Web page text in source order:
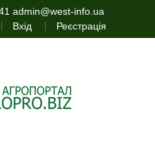
admin@west-info.ua
Вхід Реєстрація